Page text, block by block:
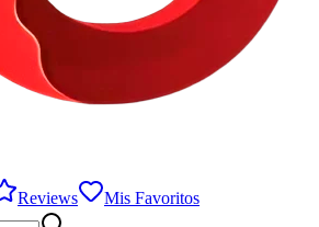
Reviews Mis Favoritos